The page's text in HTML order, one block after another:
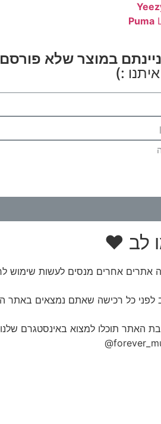
Puma
במוצר שלא
:)
לב ♥
אתרים אחרים מנסים לעשות שימוש
לפני כל רכישה שאתם נמצאים באתר
האתר תוכלו למצוא באינסטגרם